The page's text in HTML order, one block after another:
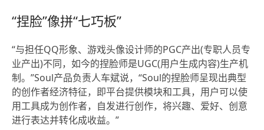
“捏脸”像拼“七巧板”
“与担任QQ形象、游戏头像设计师的PGC产出(专职人员专
业产出)不同，如今的捏脸师是UGC(用户生成内容)生产机
制。”Soul产品负责人车斌说，“Soul的捏脸师呈现出典型
的创作者经济特征，即平台提供模块和工具，用户可以使
用工具成为创作者，自发进行创作，将兴趣、爱好、创意
进行表达并转化成收益。”